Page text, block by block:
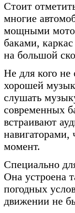
Стоит
многие
мощными
баками,
на большой
Не для кого не
хорошей
слушать
современных
встраивают
навигаторами,
момент.
Специально
Она устроена
погодных
движении не